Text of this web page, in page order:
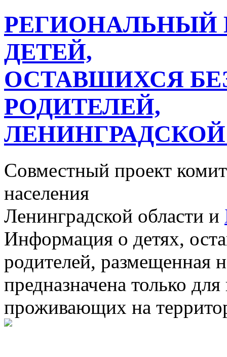
РЕГИОНАЛЬНЫЙ
ДЕТЕЙ,
ОСТАВШИХСЯ
РОДИТЕЛЕЙ,
Совместный проект
населения
Ленинградской области и
Информация о детях,
родителей, размещенная
предназначена только
проживающих на